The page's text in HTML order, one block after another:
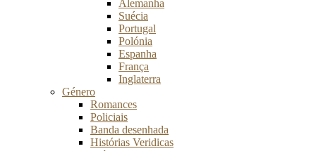
Alemanha
Suécia
Portugal
Polónia
Espanha
França
Inglaterra
Género
Romances
Policiais
Banda desenhada
Histórias Veridicas